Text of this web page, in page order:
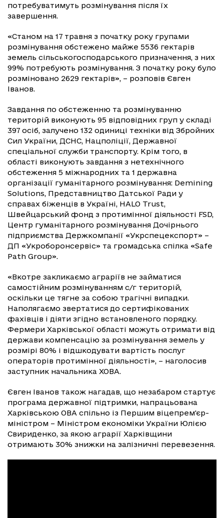
потребуватимуть розмінування після їх
завершення.
«Станом на 17 травня з початку року групами
розмінування обстежено майже 5536 гектарів
земель сільськогосподарського призначення, з них
99% потребують розмінування. З початку року було
розміновано 2629 гектарів», – розповів Євген
Іванов.
Завдання по обстеженню та розмінуванню
територій виконують 95 відповідних груп у складі
397 осіб, залучено 132 одиниці техніки від Збройних
Сил України, ДСНС, Нацполіції, Державної
спеціальної служби транспорту. Крім того, в
області виконують завдання з нетехнічного
обстеження 5 міжнародних та 1 державна
організації гуманітарного розмінування: Demining
Solutions, Представництво Датської Ради у
справах біженців в Україні, HALO Trust,
Швейцарський фонд з протимінної діяльності FSD,
Центр гуманітарного розмінування Дочірнього
підприємства Держкомпанії «Укрспецекспорт» –
ДП «Укроборонсервіс» та громадська спілка «Safe
Path Group».
«Вкотре закликаємо аграріїв не займатися
самостійним розмінуванням с/г територій,
оскільки це тягне за собою трагічні випадки.
Наполягаємо звертатися до сертифікованих
фахівців і діяти згідно встановленого порядку.
Фермери Харківської області можуть отримати від
держави компенсацію за розмінування земель у
розмірі 80% і відшкодувати вартість послуг
операторів протимінної діяльності», – наголосив
заступник начальника ХОВА.
Євген Іванов також нагадав, що незабаром стартує
програма державної підтримки, напрацьована
Харківською ОВА спільно із Першим віцепрем'єр-
міністром – Міністром економіки України Юлією
Свириденко, за якою аграрії Харківщини
отримають 30% знижки на залізничні перевезення.